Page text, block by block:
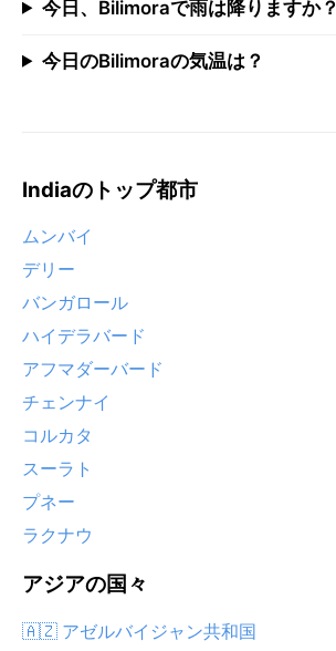
今日、Bilimoraで雨は降りますか？
今日のBilimoraの気温は？
Indiaのトップ都市
ムンバイ
デリー
バンガロール
ハイデラバード
アフマダーバード
チェンナイ
コルカタ
スーラト
プネー
ラクナウ
アジアの国々
🇦🇿 アゼルバイジャン共和国